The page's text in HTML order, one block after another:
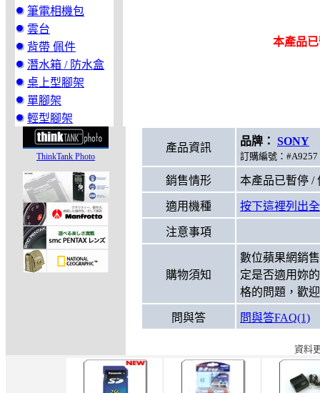
筆電相機包
雲台
背帶 佩件
潛水箱 / 防水盒
桌上型腳架
單腳架
輕型腳架
本產品
ThinkTank Photo
產品資訊
品牌： SONY
訂購編號：
銷售情形 本產品已暫停 /
適用機種 按下這裡列出
注意事項
購物須知
數位蘋果網銷
定是否適用妳
格的問題，歡
問與答 問與答FAQ(1)
資料